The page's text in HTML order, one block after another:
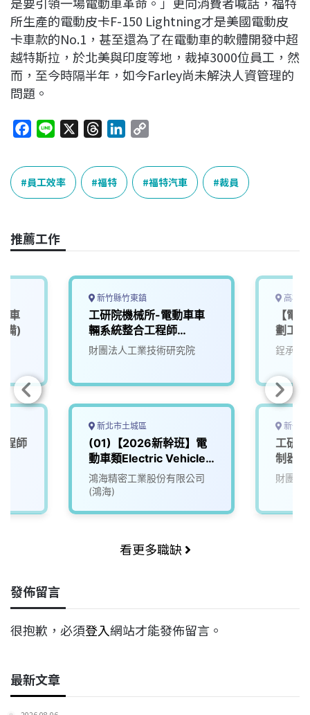
所生產的電動皮卡F-150 Lightning才是美國電動皮
卡車款的No.1，甚至還為了在電動車的軟體開發中超
越特斯拉，於北美與印度等地，裁掉3000位員工，然
而，至今時隔半年，如今Farley尚未解決人資管理的
問題。
c
e
b
o
k
n
e
r
e
a
k
n
p
y
L
k
員工效率 福特 福特汽車 裁員
推薦工作
車
備)
程師
新竹縣竹東鎮
工研院機械所-電動車車
輛系統整合工程師
(D400)
財團法人工業技術研究院
新北市土城區
(01)【2026新幹班】電
動車類Electric Vehicle
(EV)
鴻海精密工業股份有限公司
(鴻海)
高雄
【電
劃工
鋥承股
新竹
工研
制器
財團法
看更多職缺
發佈留言
很抱歉，必須登入網站才能發佈留言。
最新文章